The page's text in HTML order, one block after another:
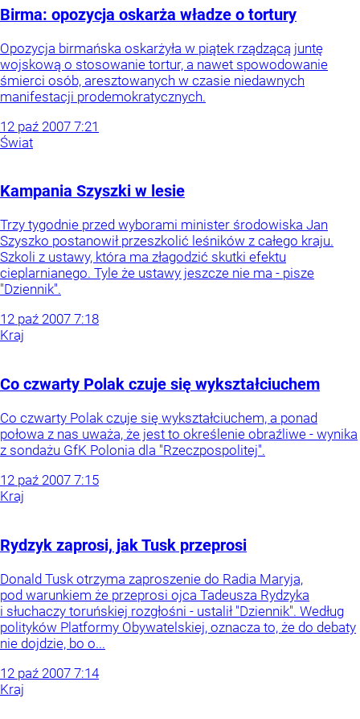
Birma: opozycja oskarża władze o tortury
Opozycja birmańska oskarżyła w piątek rządzącą juntę
wojskową o stosowanie tortur, a nawet spowodowanie
śmierci osób, aresztowanych w czasie niedawnych
manifestacji prodemokratycznych.
12 paź 2007 7:21
Świat
Kampania Szyszki w lesie
Trzy tygodnie przed wyborami minister środowiska Jan
Szyszko postanowił przeszkolić leśników z całego kraju.
Szkoli z ustawy, która ma złagodzić skutki efektu
cieplarnianego. Tyle że ustawy jeszcze nie ma - pisze
"Dziennik".
12 paź 2007 7:18
Kraj
Co czwarty Polak czuje się wykształciuchem
Co czwarty Polak czuje się wykształciuchem, a ponad
połowa z nas uważa, że jest to określenie obraźliwe - wynika
z sondażu GfK Polonia dla "Rzeczpospolitej".
12 paź 2007 7:15
Kraj
Rydzyk zaprosi, jak Tusk przeprosi
Donald Tusk otrzyma zaproszenie do Radia Maryja,
pod warunkiem że przeprosi ojca Tadeusza Rydzyka
i słuchaczy toruńskiej rozgłośni - ustalił "Dziennik". Według
polityków Platformy Obywatelskiej, oznacza to, że do debaty
nie dojdzie, bo o...
12 paź 2007 7:14
Kraj